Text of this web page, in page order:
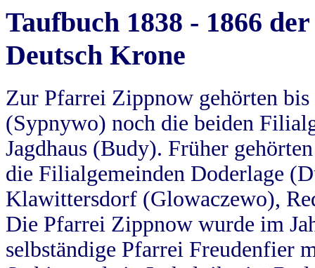
Taufbuch 1838 - 1866
Deutsch Krone
Zur Pfarrei Zippnow gehörten
(Sypnywo) noch die beiden
Jagdhaus (Budy). Früher
die Filialgemeinden Doderlage
Klawittersdorf (Glowaczewo),
Die Pfarrei Zippnow wurde im
selbständige Pfarrei Freudenfier